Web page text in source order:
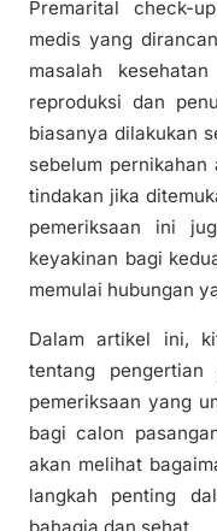
Premarital check-
medis yang
masalah
reproduksi dan
biasanya dilakukan
sebelum
tindakan jika
pemeriksaan ini
keyakinan bagi
memulai hubungan
Dalam artikel ini,
tentang pengertian
pemeriksaan yang
bagi calon
akan melihat
langkah penting